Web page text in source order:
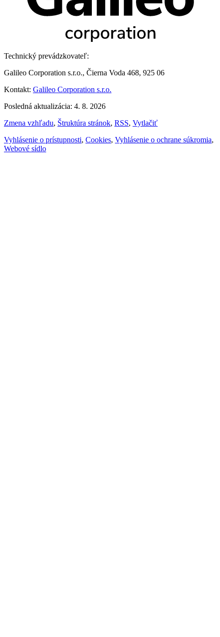
Technický prevádzkovateľ:
Galileo Corporation s.r.o., Čierna Voda 468, 925 06
Kontakt: Galileo Corporation s.r.o.
Posledná aktualizácia: 4. 8. 2026
Zmena vzhľadu, Štruktúra stránok, RSS, Vytlačiť
Vyhlásenie o prístupnosti, Cookies, Vyhlásenie o ochrane súkromia,
Webové sídlo